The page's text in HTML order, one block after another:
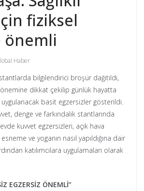
fiziksel
Haber
bilgilendirici broşür dağıtıldı,
dikkat çekilip günlük hayatta
basit egzersizler gösterildi.
denge ve farkındalık stantlarında
kuvvet egzersizleri, açık hava
ve yoganın nasıl yapıldığına dair
katılımcılara uygulamaları olarak
EGZERSİZ ÖNEMLİ”